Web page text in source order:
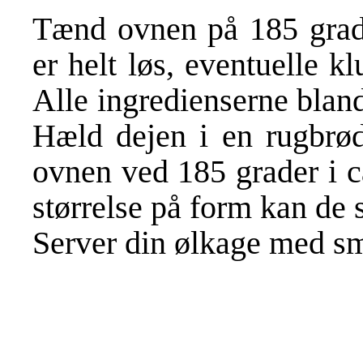
Tænd ovnen på 185
er helt løs, eventuelle
Alle ingredienserne
Hæld dejen i en
ovnen ved 185 grader i
størrelse på form kan
Server din ølkage med